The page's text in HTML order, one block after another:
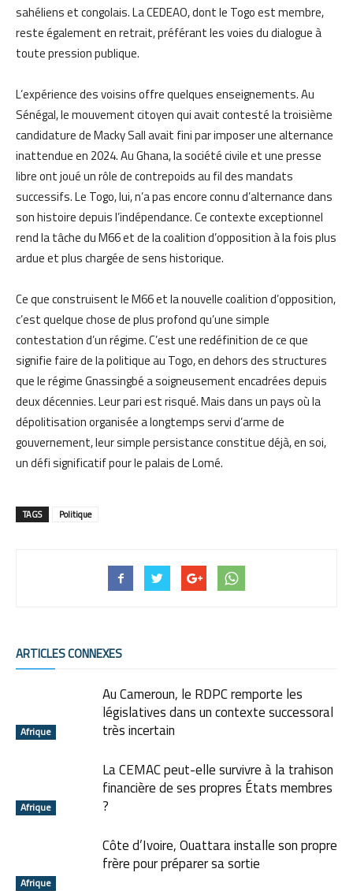
sahéliens et congolais. La CEDEAO, dont le Togo est membre,
reste également en retrait, préférant les voies du dialogue à
toute pression publique.
L’expérience des voisins offre quelques enseignements. Au
Sénégal, le mouvement citoyen qui avait contesté la troisième
candidature de Macky Sall avait fini par imposer une alternance
inattendue en 2024. Au Ghana, la société civile et une presse
libre ont joué un rôle de contrepoids au fil des mandats
successifs. Le Togo, lui, n’a pas encore connu d’alternance dans
son histoire depuis l’indépendance. Ce contexte exceptionnel
rend la tâche du M66 et de la coalition d’opposition à la fois plus
ardue et plus chargée de sens historique.
Ce que construisent le M66 et la nouvelle coalition d’opposition,
c’est quelque chose de plus profond qu’une simple
contestation d’un régime. C’est une redéfinition de ce que
signifie faire de la politique au Togo, en dehors des structures
que le régime Gnassingbé a soigneusement encadrées depuis
deux décennies. Leur pari est risqué. Mais dans un pays où la
dépolitisation organisée a longtemps servi d’arme de
gouvernement, leur simple persistance constitue déjà, en soi,
un défi significatif pour le palais de Lomé.
TAGS Politique
ARTICLES CONNEXES
Afrique
Au Cameroun, le RDPC remporte les
législatives dans un contexte successoral
très incertain
Afrique
La CEMAC peut-elle survivre à la trahison
financière de ses propres États membres
?
Afrique
Côte d’Ivoire, Ouattara installe son propre
frère pour préparer sa sortie